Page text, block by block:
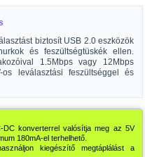
biztosít USB 2.0 eszközök
és feszültségtüskék ellen.
1.5Mbps vagy 12Mbps
os leválasztási feszültséggel és
DC konverterrel valósítja meg az 5V
180mA-el terhelhető.
kiegészítő megtáplálást a